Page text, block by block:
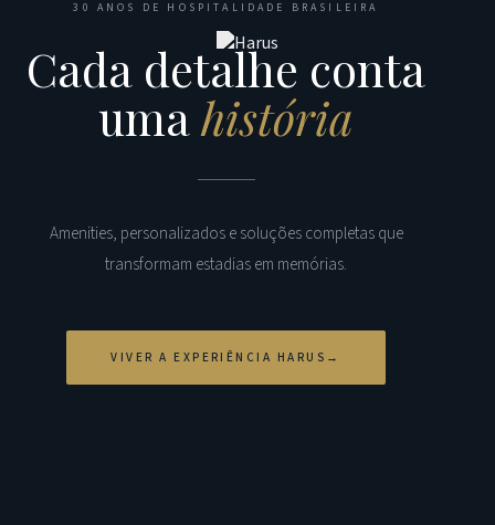
30 ANOS DE HOSPITALIDADE BRASILEIRA
Cada detalhe conta
umahistória
Amenities, personalizados e soluções completas que
transformam estadias em memórias.
VIVER A EXPERIÊNCIA HARUS